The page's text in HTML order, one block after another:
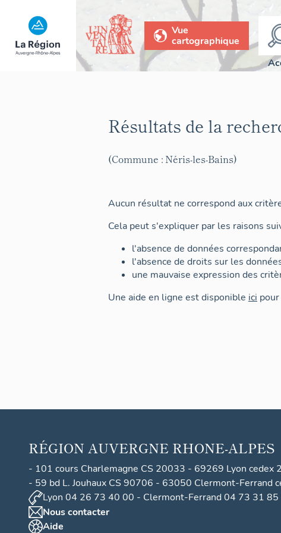
Vue
cartographique
Résultats de la
(Commune : Néris-les-Bains)
Aucun résultat ne correspond aux
Cela peut s'expliquer par les raisons
l'absence de données
l'absence de droits sur les
une mauvaise expression des
Une aide en ligne est disponible ici
RÉGION AUVERGNE RHONE-ALPES
- 101 cours Charlemagne CS 20033 - 69269 Lyon cedex 2
- 59 bd L. Jouhaux CS 90706 - 63050 Clermont-Ferrand
Lyon 04 26 73 40 00 - Clermont-Ferrand 04 73 31 85
Nous contacter
Aide